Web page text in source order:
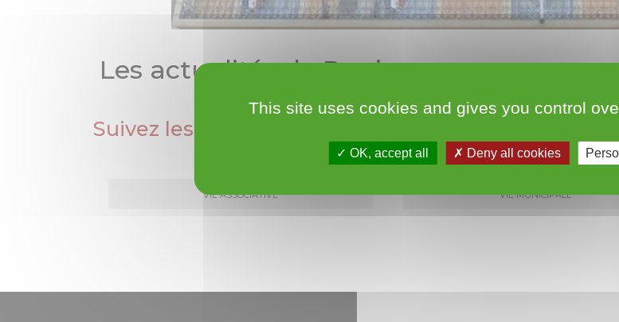
Les actualités de Roujan
Suivez les actualités de Roujan sur notre flux RSS
Vie Associative Vie Municipale
This site uses cookies and gives you control
OK, accept all Deny all cookies